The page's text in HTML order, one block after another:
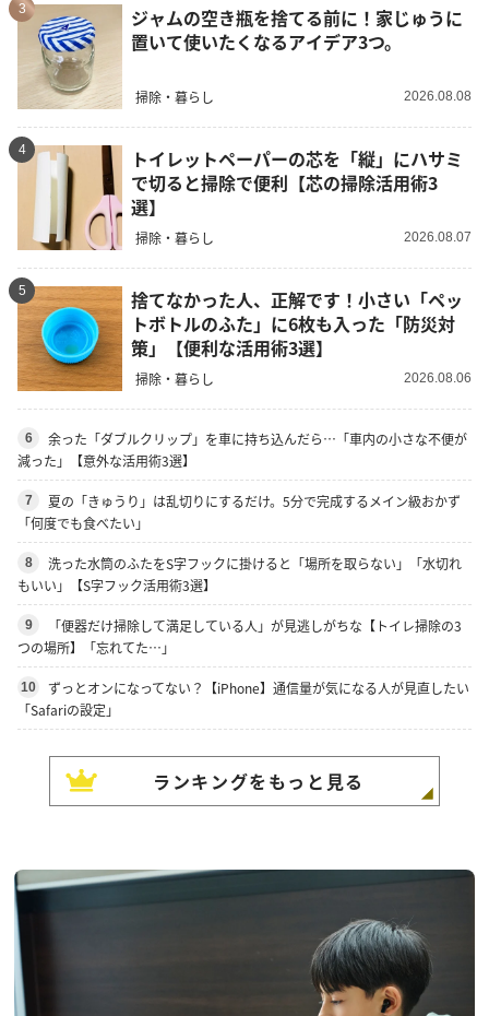
3
ジャムの空き瓶を捨てる前に！家じゅうに
置いて使いたくなるアイデア3つ。
掃除・暮らし 2026.08.08
4
トイレットペーパーの芯を「縦」にハサミ
で切ると掃除で便利【芯の掃除活用術3
選】
掃除・暮らし 2026.08.07
5
捨てなかった人、正解です！小さい「ペッ
トボトルのふた」に6枚も入った「防災対
策」【便利な活用術3選】
掃除・暮らし 2026.08.06
6
余った「ダブルクリップ」を車に持ち込んだら…「車内の小さな不便が
減った」【意外な活用術3選】
7
夏の「きゅうり」は乱切りにするだけ。5分で完成するメイン級おかず
「何度でも食べたい」
8
洗った水筒のふたをS字フックに掛けると「場所を取らない」「水切れ
もいい」【S字フック活用術3選】
9
「便器だけ掃除して満足している人」が見逃しがちな【トイレ掃除の3
つの場所】「忘れてた…」
10
ずっとオンになってない？【iPhone】通信量が気になる人が見直したい
「Safariの設定」
ランキングをもっと見る